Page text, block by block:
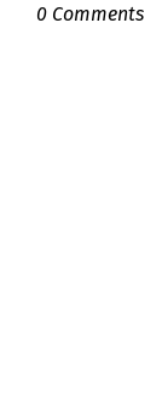
0 Comments